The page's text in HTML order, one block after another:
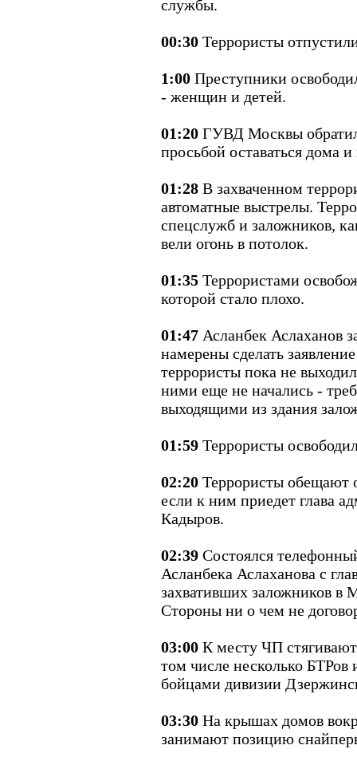
службы.
00:30 Террористы
1:00 Преступники
- женщин и детей.
01:20 ГУВД Москвы
просьбой оставаться дома
01:28 В захваченном
автоматные выстрелы.
спецслужб и заложников,
вели огонь в потолок.
01:35 Террористами
которой стало плохо.
01:47 Асланбек Аслаханов
намерены сделать
террористы пока не
ними еще не начались -
выходящими из здания
01:59 Террористы
02:20 Террористы обещают
если к ним приедет глава
Кадыров.
02:39 Состоялся
Асланбека Аслаханова с
захвативших заложников в
Стороны ни о чем не
03:00 К месту ЧП
том числе несколько БТРов
бойцами дивизии
03:30 На крышах домов
занимают позицию